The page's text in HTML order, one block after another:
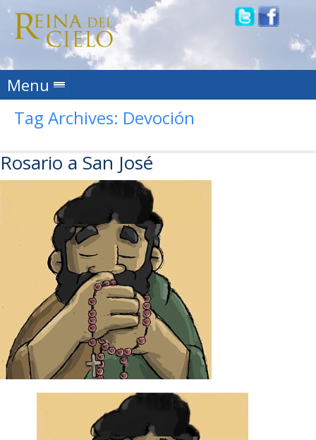
Menu Skip to content
Tag Archives: Devoción
Rosario a San José